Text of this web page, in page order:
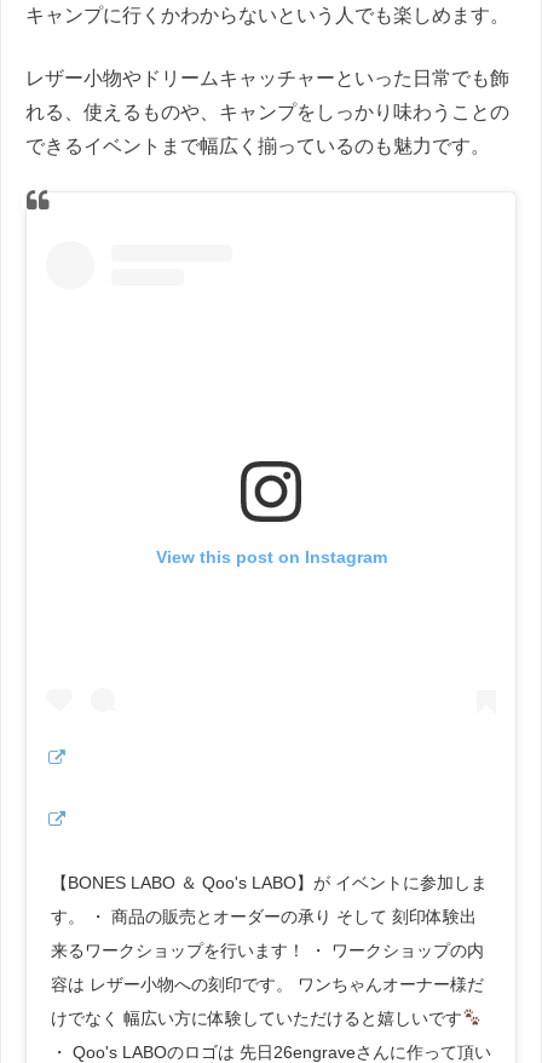
キャンプに行くかわからないという人でも楽しめます。
レザー小物やドリームキャッチャーといった日常でも飾
れる、使えるものや、キャンプをしっかり味わうことの
できるイベントまで幅広く揃っているのも魅力です。
View this post on Instagram
【BONES LABO ＆ Qoo's LABO】が イベントに参加しま
す。 ・ 商品の販売とオーダーの承り そして 刻印体験出
来るワークショップを行います！ ・ ワークショップの内
容は レザー小物への刻印です。 ワンちゃんオーナー様だ
けでなく 幅広い方に体験していただけると嬉しいです
・ Qoo's LABOのロゴは 先日26engraveさんに作って頂い